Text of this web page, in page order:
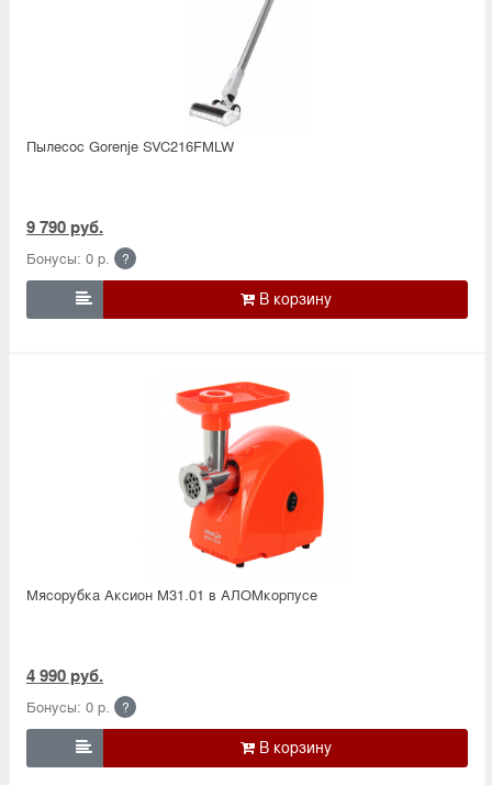
Пылесос Gorenje SVC216FMLW
9 790 руб.
Бонусы: 0 р. ?

Мясорубка Аксион М31.01 в АЛОМкорпусе
4 990 руб.
Бонусы: 0 р. ?
